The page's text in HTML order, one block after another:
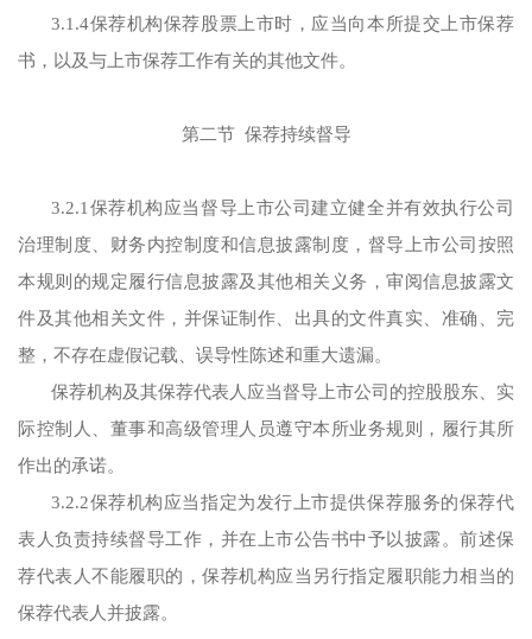
3.1.4保荐机构保荐股票上市时，应当向本所提交上市保荐
书，以及与上市保荐工作有关的其他文件。
第二节 保荐持续督导
3.2.1保荐机构应当督导上市公司建立健全并有效执行公司
治理制度、财务内控制度和信息披露制度，督导上市公司按照
本规则的规定履行信息披露及其他相关义务，审阅信息披露文
件及其他相关文件，并保证制作、出具的文件真实、准确、完
整，不存在虚假记载、误导性陈述和重大遗漏。
保荐机构及其保荐代表人应当督导上市公司的控股股东、实
际控制人、董事和高级管理人员遵守本所业务规则，履行其所
作出的承诺。
3.2.2保荐机构应当指定为发行上市提供保荐服务的保荐代
表人负责持续督导工作，并在上市公告书中予以披露。前述保
荐代表人不能履职的，保荐机构应当另行指定履职能力相当的
保荐代表人并披露。